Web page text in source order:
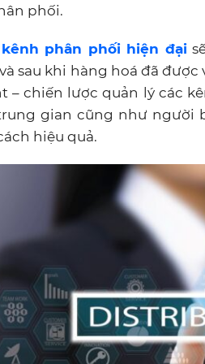
phối.
kênh phân phối hiện đại
sau khi hàng hoá đã được
– chiến lược quản lý các
gian cũng như người
hiệu quả.